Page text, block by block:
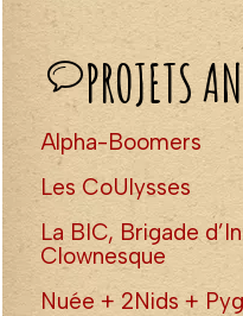
PROJETS
Alpha-Boomers
Les CoUlysses
La BIC, Brigade
Clownesque
Nuée + 2Nids +